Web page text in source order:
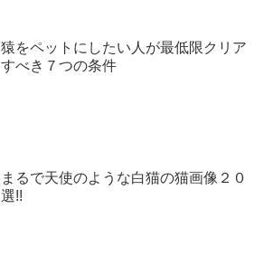
猿をペットにしたい人が最低限クリア
すべき７つの条件
まるで天使のような白猫の猫画像２０
選!!